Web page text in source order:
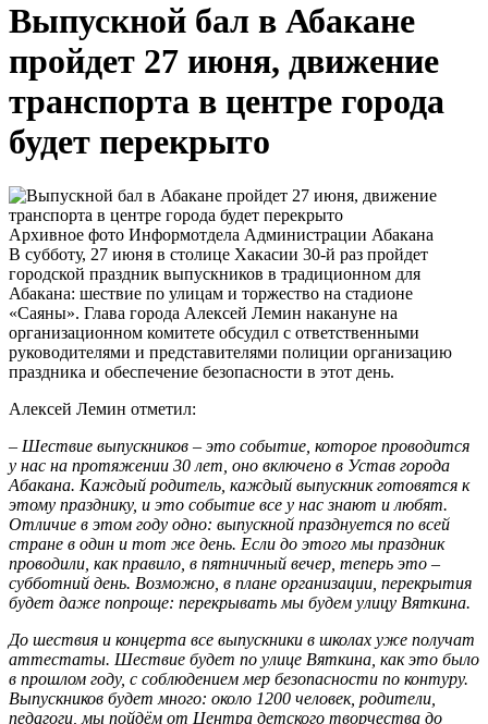
Выпускной бал в Абакане
пройдет 27 июня, движение
транспорта в центре города
будет перекрыто
Архивное фото Информотдела Администрации Абакана
В субботу, 27 июня в столице Хакасии 30-й раз пройдет
городской праздник выпускников в традиционном для
Абакана: шествие по улицам и торжество на стадионе
«Саяны». Глава города Алексей Лемин накануне на
организационном комитете обсудил с ответственными
руководителями и представителями полиции организацию
праздника и обеспечение безопасности в этот день.
Алексей Лемин отметил:
– Шествие выпускников – это событие, которое проводится
у нас на протяжении 30 лет, оно включено в Устав города
Абакана. Каждый родитель, каждый выпускник готовятся к
этому празднику, и это событие все у нас знают и любят.
Отличие в этом году одно: выпускной празднуется по всей
стране в один и тот же день. Если до этого мы праздник
проводили, как правило, в пятничный вечер, теперь это –
субботний день. Возможно, в плане организации, перекрытия
будет даже попроще: перекрывать мы будем улицу Вяткина.
До шествия и концерта все выпускники в школах уже получат
аттестаты. Шествие будет по улице Вяткина, как это было
в прошлом году, с соблюдением мер безопасности по контуру.
Выпускников будет много: около 1200 человек, родители,
педагоги, мы пойдём от Центра детского творчества до